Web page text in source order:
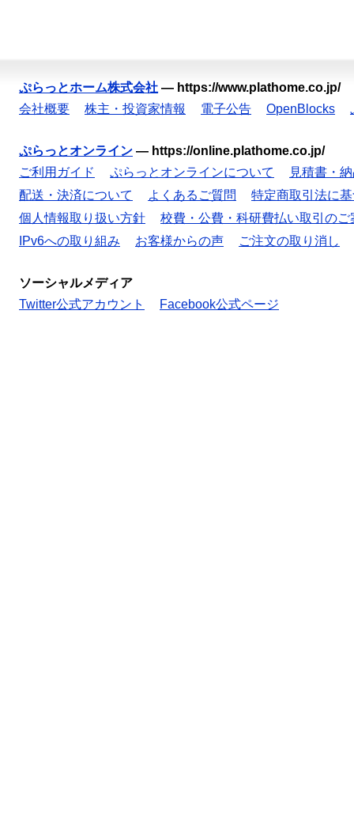
ぷらっとホーム株式会社 — https://www.plathome.co.jp/
会社概要
株主・投資家情報 電子公告 OpenBlocks
ぷらっとオンライン — https://online.plathome.co.jp/
ご利用ガイド
ぷらっとオンラインについて
見積書・
配送・決済について
よくあるご質問
特定商取引法に
個人情報取り扱い方針
校費・公費・科研費払い取引のご
IPv6への取り組み
お客様からの声 ご注文の取り消し
ソーシャルメディア
Twitter公式アカウント
Facebook公式ページ